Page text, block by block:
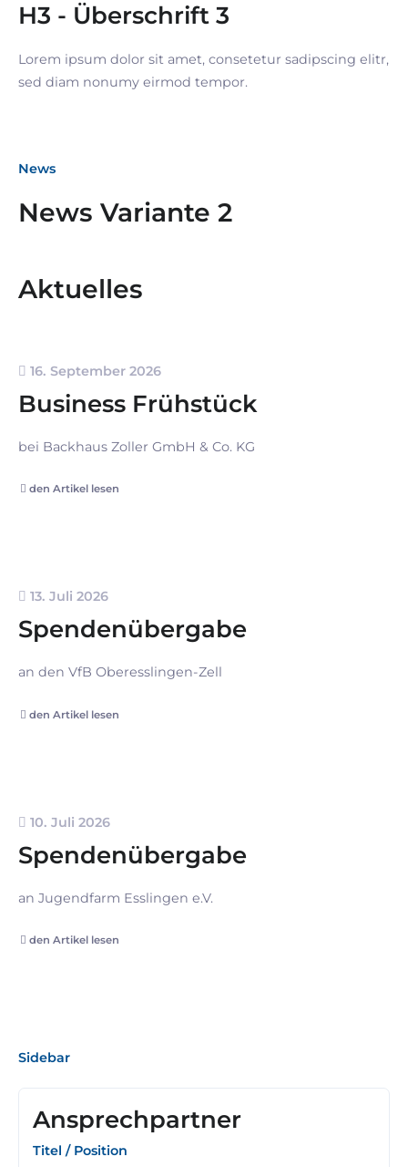
H3 - Überschrift 3
Lorem ipsum dolor sit amet, consetetur sadipscing elitr,
sed diam nonumy eirmod tempor.
News
News Variante 2
Aktuelles
16. September 2026
Business Frühstück
bei Backhaus Zoller GmbH & Co. KG
den Artikel lesen
13. Juli 2026
Spendenübergabe
an den VfB Oberesslingen-Zell
den Artikel lesen
10. Juli 2026
Spendenübergabe
an Jugendfarm Esslingen e.V.
den Artikel lesen
Sidebar
Ansprechpartner
Titel / Position